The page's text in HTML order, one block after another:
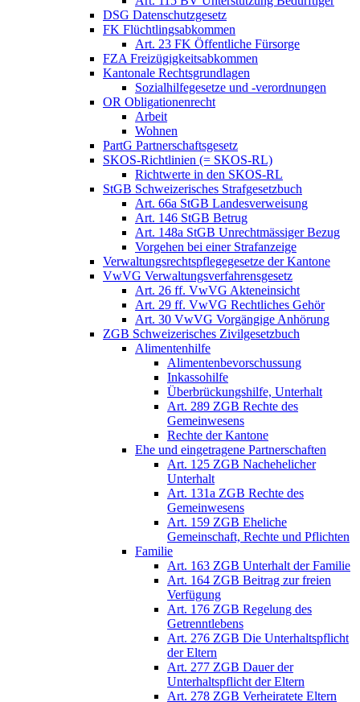
DSG Datenschutzgesetz
FK Flüchtlingsabkommen
Art. 23 FK Öffentliche Fürsorge
FZA Freizügigkeitsabkommen
Kantonale Rechtsgrundlagen
Sozialhilfegesetze und -verordnungen
OR Obligationenrecht
Arbeit
Wohnen
PartG Partnerschaftsgesetz
SKOS-Richtlinien (= SKOS-RL)
Richtwerte in den SKOS-RL
StGB Schweizerisches Strafgesetzbuch
Art. 66a StGB Landesverweisung
Art. 146 StGB Betrug
Art. 148a StGB Unrechtmässiger Bezug
Vorgehen bei einer Strafanzeige
Verwaltungsrechtspflegegesetze der Kantone
VwVG Verwaltungsverfahrensgesetz
Art. 26 ff. VwVG Akteneinsicht
Art. 29 ff. VwVG Rechtliches Gehör
Art. 30 VwVG Vorgängige Anhörung
ZGB Schweizerisches Zivilgesetzbuch
Alimentenhilfe
Alimentenbevorschussung
Inkassohilfe
Überbrückungshilfe, Unterhalt
Art. 289 ZGB Rechte des
Gemeinwesens
Rechte der Kantone
Ehe und eingetragene Partnerschaften
Art. 125 ZGB Nachehelicher
Unterhalt
Art. 131a ZGB Rechte des
Gemeinwesens
Art. 159 ZGB Eheliche
Gemeinschaft, Rechte und Pflichten
Familie
Art. 163 ZGB Unterhalt der Familie
Art. 164 ZGB Beitrag zur freien
Verfügung
Art. 176 ZGB Regelung des
Getrenntlebens
Art. 276 ZGB Die Unterhaltspflicht
der Eltern
Art. 277 ZGB Dauer der
Unterhaltspflicht der Eltern
Art. 278 ZGB Verheiratete Eltern